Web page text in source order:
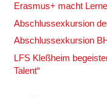
Erasmus+ macht
Abschlussexkursion
Abschlussexkursion
LFS Kleßheim
Talent“